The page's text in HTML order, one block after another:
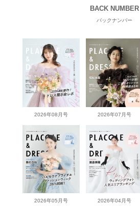
BACK NUMBER
バックナンバー
2026年08月号 2026年07月号
2026年05月号 2026年04月号